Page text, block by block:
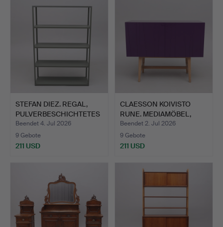
STEFAN DIEZ. REGAL,
PULVERBESCHICHTETES
AL…
Beendet 4. Jul 2026
9 Gebote
211 USD
CLAESSON KOIVISTO
RUNE. MEDIAMÖBEL,
"VASS"…
Beendet 2. Jul 2026
9 Gebote
211 USD